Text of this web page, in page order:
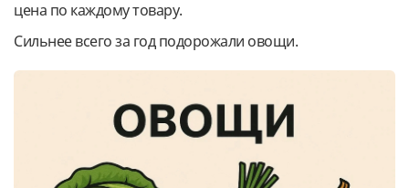
цена по каждому товару.
Сильнее всего за год подорожали овощи.